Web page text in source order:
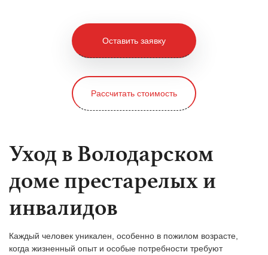
Оставить заявку
Рассчитать стоимость
Уход в Володарском
доме престарелых и
инвалидов
Каждый человек уникален, особенно в пожилом возрасте,
когда жизненный опыт и особые потребности требуют